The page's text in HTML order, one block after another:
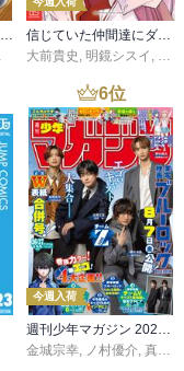
異世界居酒屋「のぶ」(22)
,転
信じていた仲間達にダンジョン奥地で殺されかけたがギフト『無限ガチャ』でレベル９９９９の仲間達を手に入れて元パーティーメンバーと世界に復讐＆『ざまぁ！』します！（２３）
大前貴史 , 明鏡シスイ , ｔ
6位
今週入荷
週刊少年マガジン 2026年36・37号[2026年8月5日発売]
金城宗幸, ノ村優介, 真島ヒロ